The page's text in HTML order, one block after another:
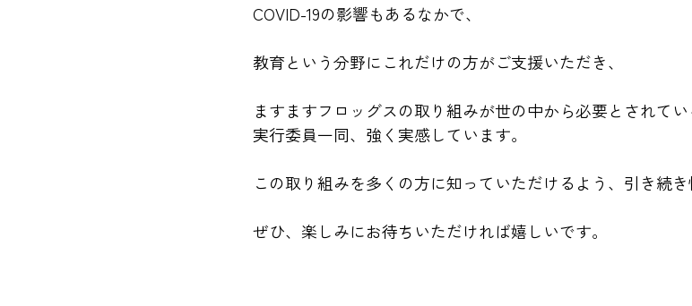
COVID-19の影響もあるなかで、
教育という分野にこれだけの方がご支援いただき、
ますますフロッグスの取り組みが世の中から必要とされて
実行委員一同、強く実感しています。
この取り組みを多くの方に知っていただけるよう、引き続き
ぜひ、楽しみにお待ちいただければ嬉しいです。